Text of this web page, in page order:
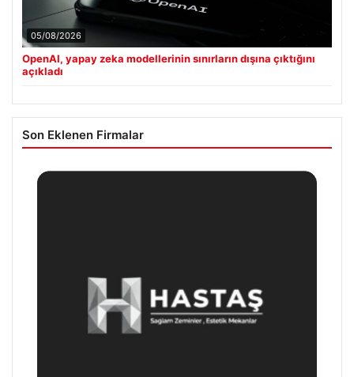
05/08/2026
OpenAI, yapay zeka modellerinin sınırların dışına çıktığını
açıkladı
Son Eklenen Firmalar